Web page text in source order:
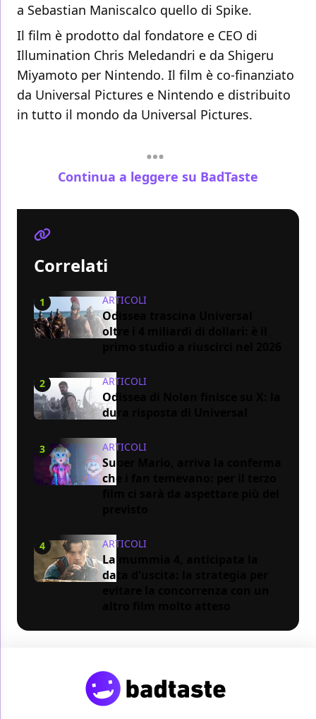
a Sebastian Maniscalco quello di Spike.
Il film è prodotto dal fondatore e CEO di
Illumination Chris Meledandri e da Shigeru
Miyamoto per Nintendo. Il film è co-finanziato
da Universal Pictures e Nintendo e distribuito
in tutto il mondo da Universal Pictures.
Continua a leggere su BadTaste
Correlati
1 ARTICOLI
Odissea trascina Universal
oltre i 4 miliardi di dollari: è il
2 ARTICOLI
Odissea di Nolan finisce su X: la
dura risposta di Universal
3 ARTICOLI
Super Mario, arriva la conferma
che i fan temevano: per il terzo
4 ARTICOLI
La mummia 4, anticipata la
data d'uscita: la strategia per